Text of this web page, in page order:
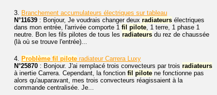
3. Branchement accumulateurs électriques sur tableau
N°11639 : Bonjour, Je voudrais changer deux radiateurs électriques
dans mon entrée, l'arrivée comporte 1 fil pilote, 1 terre, 1 phase 1
neutre. Bon les fils pilotes de tous les radiateurs du rez de chaussée
(là où se trouve l'entrée)...
4. Problème fil pilote radiateur Carrera Luxy
N°25870 : Bonjour. J'ai remplacé trois convecteurs par trois radiateurs
à inertie Carrera. Cependant, la fonction fil pilote ne fonctionne pas
alors qu'auparavant, mes trois convecteurs réagissaient à la
commande centralisée. Je...